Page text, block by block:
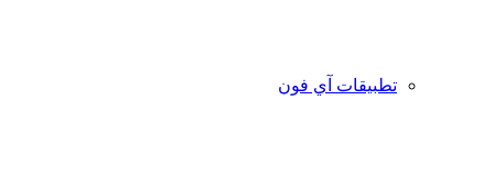
تطبيقات آي فون